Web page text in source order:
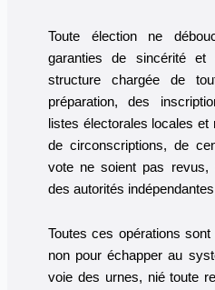
Toute élection ne
garanties de sincérité
structure chargée de
préparation, des
listes électorales locales
de circonscriptions, de
vote ne soient pas revus,
des autorités
Toutes ces opérations
non pour échapper au
voie des urnes, nié toute